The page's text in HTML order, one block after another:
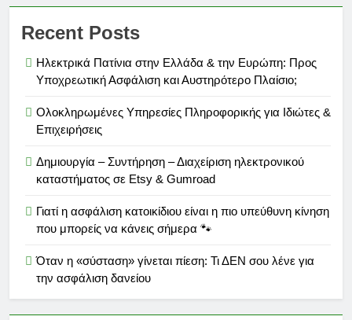
Recent Posts
Ηλεκτρικά Πατίνια στην Ελλάδα & την Ευρώπη: Προς
Υποχρεωτική Ασφάλιση και Αυστηρότερο Πλαίσιο;
Ολοκληρωμένες Υπηρεσίες Πληροφορικής για Ιδιώτες &
Επιχειρήσεις
Δημιουργία – Συντήρηση – Διαχείριση ηλεκτρονικού
καταστήματος σε Etsy & Gumroad
Γιατί η ασφάλιση κατοικίδιου είναι η πιο υπεύθυνη κίνηση
που μπορείς να κάνεις σήμερα 🐾
Όταν η «σύσταση» γίνεται πίεση: Τι ΔΕΝ σου λένε για
την ασφάλιση δανείου